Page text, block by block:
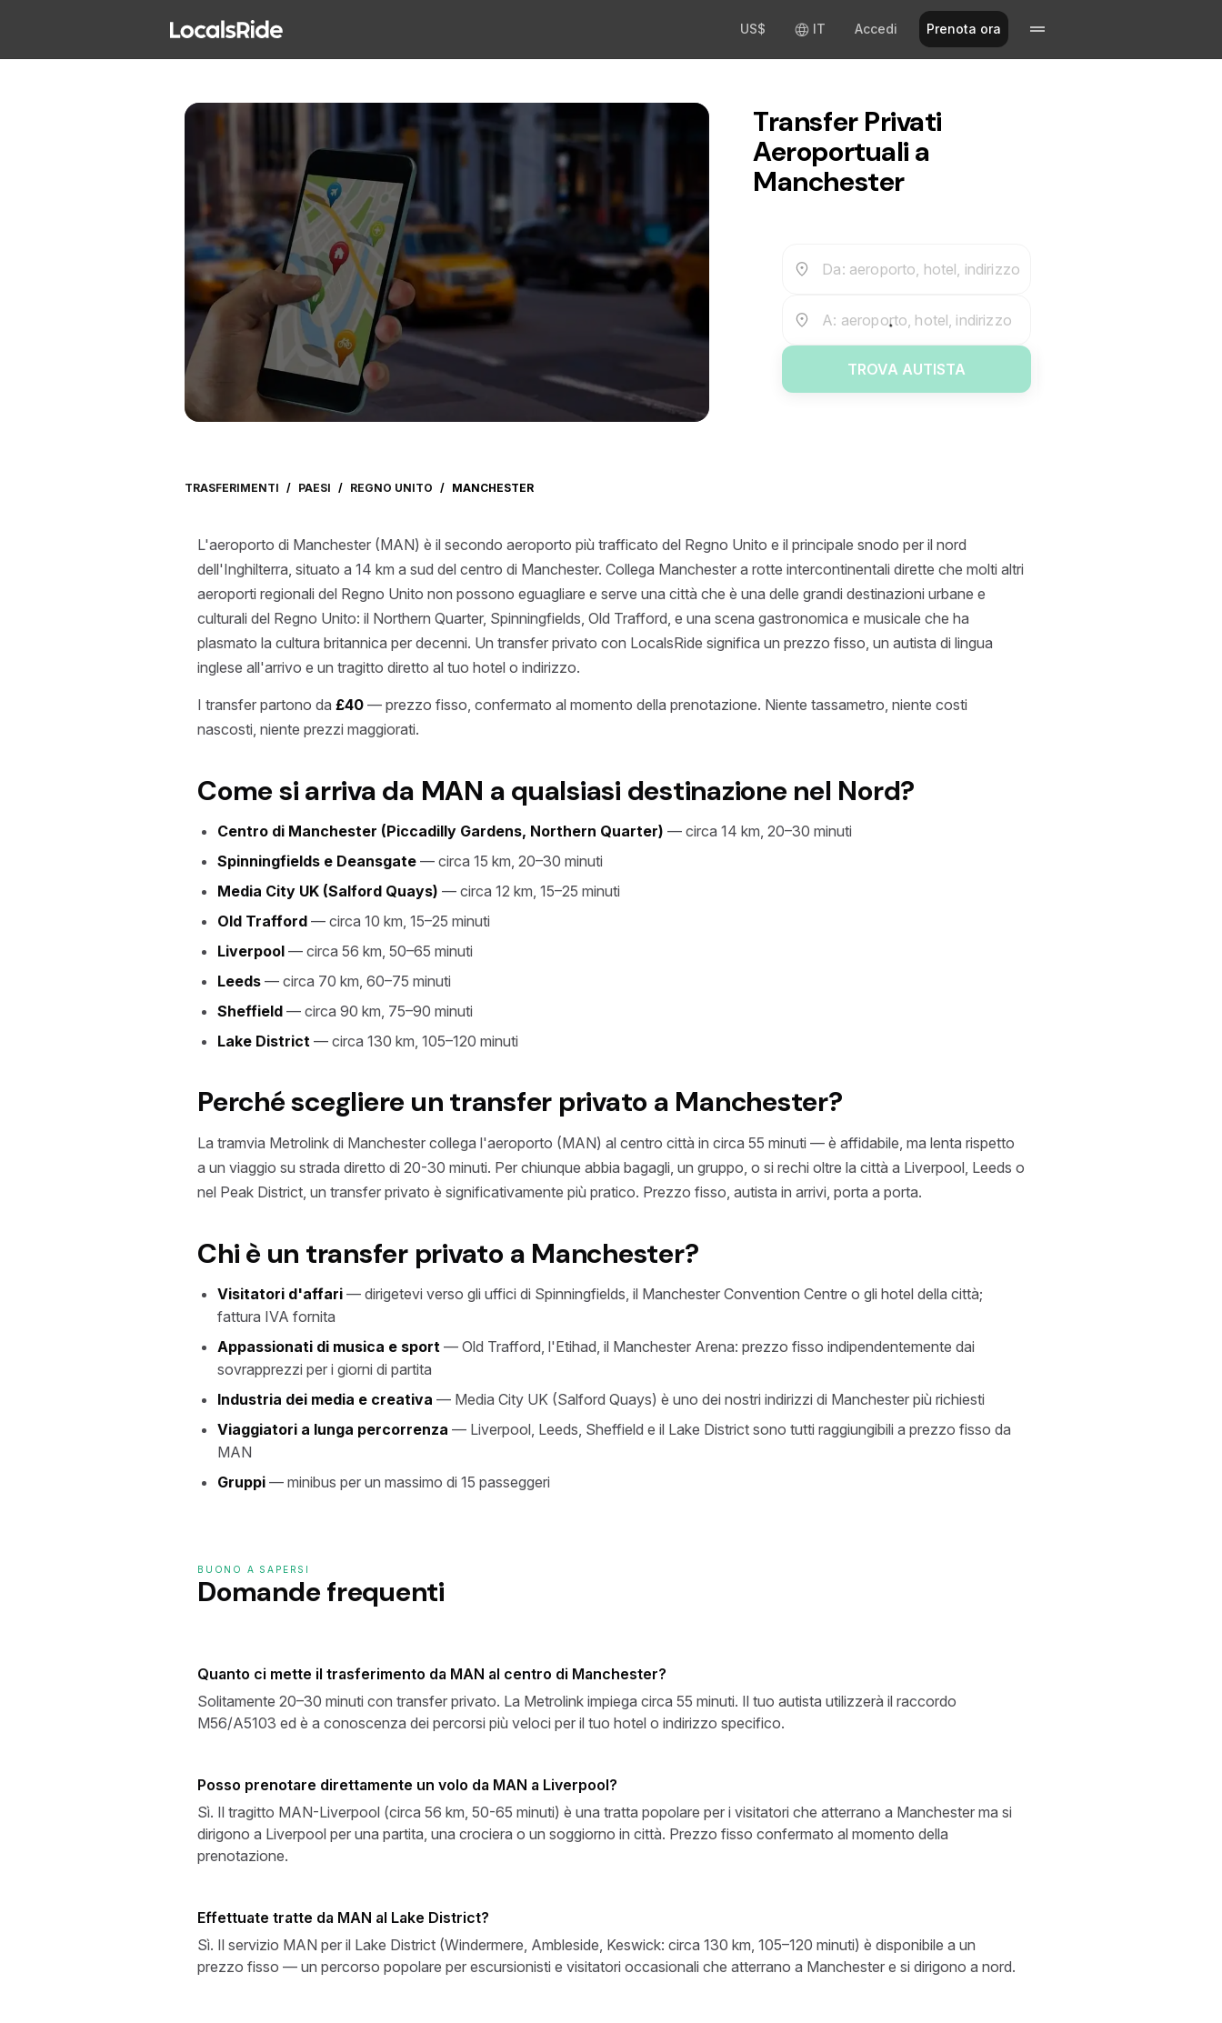
US$ IT Accedi Prenota ora
Transfer Privati
Aeroportuali a
Manchester
Da: aeroporto, hotel, indirizzo
A: aeroporto, hotel, indirizzo
TROVA AUTISTA
TRASFERIMENTI / PAESI / REGNO UNITO / MANCHESTER
L'aeroporto di Manchester (MAN) è il secondo aeroporto più trafficato del Regno Unito e il principale snodo per il nord
dell'Inghilterra, situato a 14 km a sud del centro di Manchester. Collega Manchester a rotte intercontinentali dirette che molti altri
aeroporti regionali del Regno Unito non possono eguagliare e serve una città che è una delle grandi destinazioni urbane e
culturali del Regno Unito: il Northern Quarter, Spinningfields, Old Trafford, e una scena gastronomica e musicale che ha
plasmato la cultura britannica per decenni. Un transfer privato con LocalsRide significa un prezzo fisso, un autista di lingua
inglese all'arrivo e un tragitto diretto al tuo hotel o indirizzo.
I transfer partono da £40 — prezzo fisso, confermato al momento della prenotazione. Niente tassametro, niente costi
nascosti, niente prezzi maggiorati.
Come si arriva da MAN a qualsiasi destinazione nel Nord?
Centro di Manchester (Piccadilly Gardens, Northern Quarter) — circa 14 km, 20–30 minuti
Spinningfields e Deansgate — circa 15 km, 20–30 minuti
Media City UK (Salford Quays) — circa 12 km, 15–25 minuti
Old Trafford — circa 10 km, 15–25 minuti
Liverpool — circa 56 km, 50–65 minuti
Leeds — circa 70 km, 60–75 minuti
Sheffield — circa 90 km, 75–90 minuti
Lake District — circa 130 km, 105–120 minuti
Perché scegliere un transfer privato a Manchester?
La tramvia Metrolink di Manchester collega l'aeroporto (MAN) al centro città in circa 55 minuti — è affidabile, ma lenta rispetto
a un viaggio su strada diretto di 20-30 minuti. Per chiunque abbia bagagli, un gruppo, o si rechi oltre la città a Liverpool, Leeds o
nel Peak District, un transfer privato è significativamente più pratico. Prezzo fisso, autista in arrivi, porta a porta.
Chi è un transfer privato a Manchester?
Visitatori d'affari — dirigetevi verso gli uffici di Spinningfields, il Manchester Convention Centre o gli hotel della città;
fattura IVA fornita
Appassionati di musica e sport — Old Trafford, l'Etihad, il Manchester Arena: prezzo fisso indipendentemente dai
sovrapprezzi per i giorni di partita
Industria dei media e creativa — Media City UK (Salford Quays) è uno dei nostri indirizzi di Manchester più richiesti
Viaggiatori a lunga percorrenza — Liverpool, Leeds, Sheffield e il Lake District sono tutti raggiungibili a prezzo fisso da
MAN
Gruppi — minibus per un massimo di 15 passeggeri
BUONO A SAPERSI
Domande frequenti
Quanto ci mette il trasferimento da MAN al centro di Manchester?
Solitamente 20–30 minuti con transfer privato. La Metrolink impiega circa 55 minuti. Il tuo autista utilizzerà il raccordo
M56/A5103 ed è a conoscenza dei percorsi più veloci per il tuo hotel o indirizzo specifico.
Posso prenotare direttamente un volo da MAN a Liverpool?
Sì. Il tragitto MAN-Liverpool (circa 56 km, 50-65 minuti) è una tratta popolare per i visitatori che atterrano a Manchester ma si
dirigono a Liverpool per una partita, una crociera o un soggiorno in città. Prezzo fisso confermato al momento della
prenotazione.
Effettuate tratte da MAN al Lake District?
Sì. Il servizio MAN per il Lake District (Windermere, Ambleside, Keswick: circa 130 km, 105–120 minuti) è disponibile a un
prezzo fisso — un percorso popolare per escursionisti e visitatori occasionali che atterrano a Manchester e si dirigono a nord.